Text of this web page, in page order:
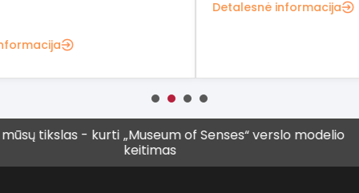
tikslas - kurti „Museum of Senses“ verslo modelio
keitimas
Vis